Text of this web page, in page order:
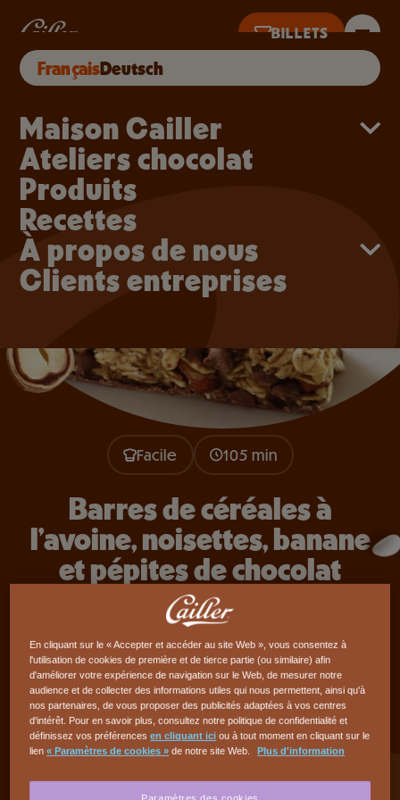
Barres de céréales à
FrançaisDeutsch
Maison Cailler
Ateliers chocolat
Produits
Recettes
À propos de nous
Clients entreprises
BILLETS
DE 10H À 18H · DERNIÈRES VENTES À 17H
Facile 105 min
Barres de céréales à
l'avoine, noisettes, banane
et pépites de chocolat
- DE 15 MIN
AUTOMNE/HIVER PRINTEMPS/ÉTÉ
PÉPITES DE CHOCOLAT NOIR VÉGÉTARIEN
SANS LACTOSE SANS CUISSON
En cliquant sur le « Accepter et accéder au site Web », vous consentez à
l'utilisation de cookies de première et de tierce partie (ou similaire) afin
d'améliorer votre expérience de navigation sur le Web, de mesurer notre
audience et de collecter des informations utiles qui nous permettent, ainsi qu'à
nos partenaires, de vous proposer des publicités adaptées à vos centres
d'intérêt. Pour en savoir plus, consultez notre politique de confidentialité et
définissez vos préférencesen cliquant ici ou à tout moment en cliquant sur le
lien« Paramètres de cookies » de notre site Web. Plus d'information